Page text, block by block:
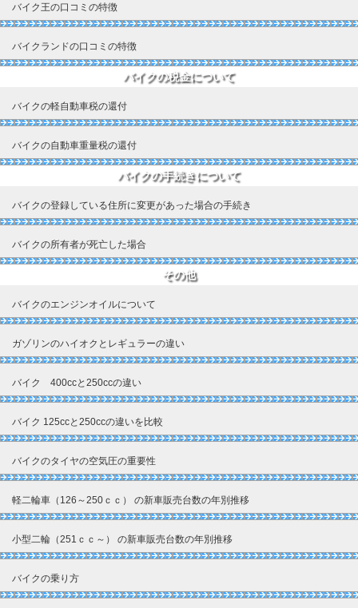
バイク王の口コミの特徴
バイクランドの口コミの特徴
バイクの税金について
バイクの軽自動車税の還付
バイクの自動車重量税の還付
バイクの手続きについて
バイクの登録している住所に変更があった場合の手続き
バイクの所有者が死亡した場合
その他
バイクのエンジンオイルについて
ガゾリンのハイオクとレギュラーの違い
バイク 400ccと250ccの違い
バイク 125ccと250ccの違いを比較
バイクのタイヤの空気圧の重要性
軽二輪車（126～250ｃｃ） の新車販売台数の年別推移
小型二輪（251ｃｃ～） の新車販売台数の年別推移
バイクの乗り方